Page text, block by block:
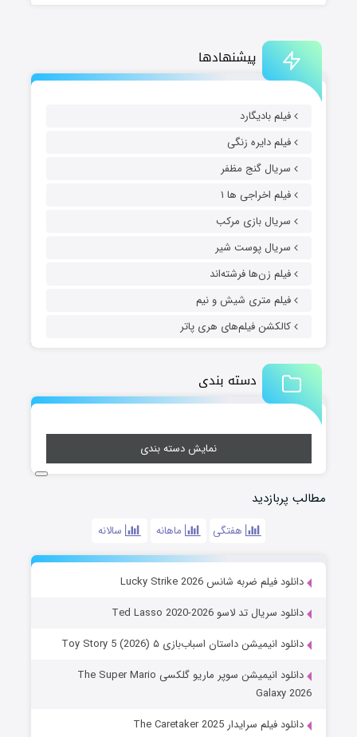
پیشنهادها
فیلم بادیگارد
فیلم دایره زنگی
سریال گنج مظفر
فیلم اخراجی ها ۱
سریال بازی مرکب
سریال پوست شیر
فیلم زن‌ها فرشته‌اند
فیلم متری شیش و نیم
کالکشن فیلم‌های هری پاتر
دسته بندی
نمایش دسته بندی
مطالب پربازدید
هفتگی ماهانه سالانه
دانلود فیلم ضربه شانس Lucky Strike 2026
دانلود سریال تد لاسو Ted Lasso 2020-2026
دانلود انیمیشن داستان اسباب‌بازی ۵ Toy Story 5 (2026)
دانلود انیمیشن سوپر ماریو گلکسی The Super Mario
Galaxy 2026
دانلود فیلم سرایدار The Caretaker 2025